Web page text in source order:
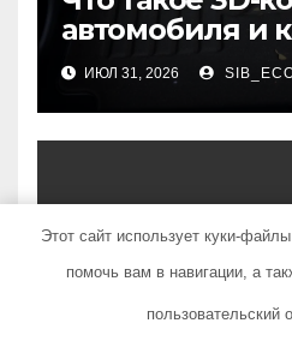
автомобиля и
основное
ИЮЛ 31, 2026
КУДА ПОЕХАТЬ
Форматы
для получения
профессий
Этот сайт использует куки-
помочь вам в навигации, а
пользовательский